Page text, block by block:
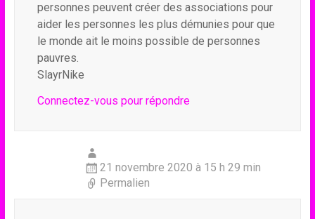
personnes peuvent créer des associations pour
aider les personnes les plus démunies pour que
le monde ait le moins possible de personnes
pauvres.
SlayrNike
Connectez-vous pour répondre
21 novembre 2020 à 15 h 29 min
Permalien